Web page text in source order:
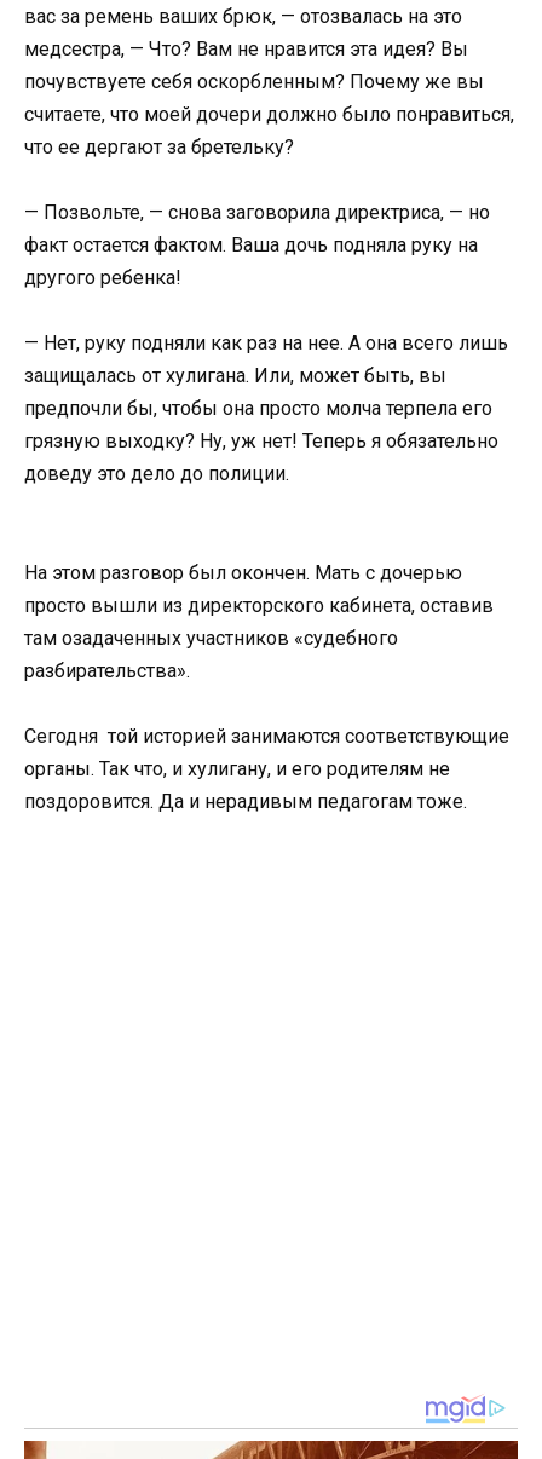
вас за ремень ваших брюк, — отозвалась на это
медсестра, — Что? Вам не нравится эта идея? Вы
почувствуете себя оскорбленным? Почему же вы
считаете, что моей дочери должно было понравиться,
что ее дергают за бретельку?
— Позвольте, — снова заговорила директриса, — но
факт остается фактом. Ваша дочь подняла руку на
другого ребенка!
— Нет, руку подняли как раз на нее. А она всего лишь
защищалась от хулигана. Или, может быть, вы
предпочли бы, чтобы она просто молча терпела его
грязную выходку? Ну, уж нет! Теперь я обязательно
доведу это дело до полиции.
На этом разговор был окончен. Мать с дочерью
просто вышли из директорского кабинета, оставив
там озадаченных участников «судебного
разбирательства».
Сегодня той историей занимаются соответствующие
органы. Так что, и хулигану, и его родителям не
поздоровится. Да и нерадивым педагогам тоже.